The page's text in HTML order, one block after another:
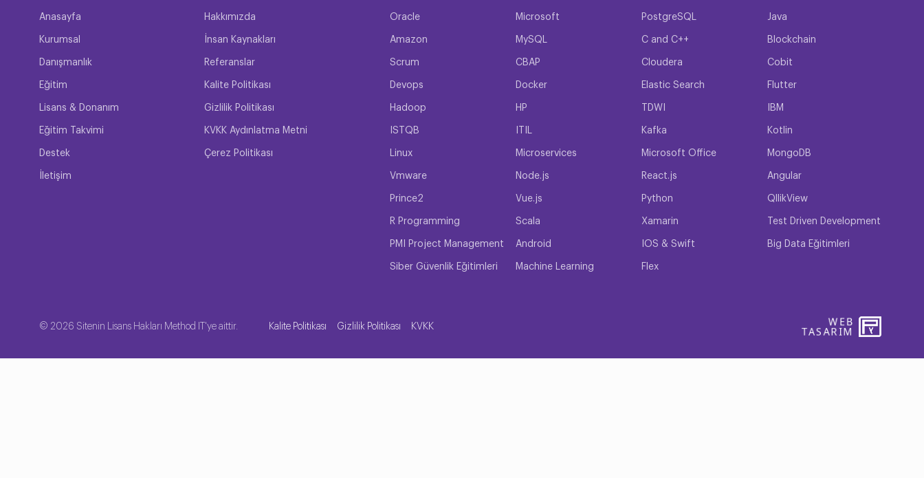
Anasayfa
Kurumsal
Danışmanlık
Eğitim
Lisans & Donanım
Eğitim Takvimi
Destek
İletişim
Hakkımızda
İnsan Kaynakları
Referanslar
Kalite Politikası
Gizlilik Politikası
KVKK Aydınlatma Metni
Çerez Politikası
Oracle Microsoft PostgreSQL Java
Amazon MySQL C and C++ Blockchain
Scrum CBAP Cloudera Cobit
Devops Docker Elastic Search Flutter
Hadoop HP TDWI IBM
ISTQB ITIL Kafka Kotlin
Linux Microservices Microsoft Office MongoDB
Vmware Node.js React.js Angular
Prince2 Vue.js Python QllikView
R Programming Scala Xamarin Test Driven Development
PMI Project Management Android IOS & Swift Big Data Eğitimleri
Siber Güvenlik Eğitimleri Machine Learning Flex
© 2026 Sitenin Lisans Hakları Method IT'ye aittir. Kalite Politikası Gizlilik Politikası KVKK WEB
TASARIM